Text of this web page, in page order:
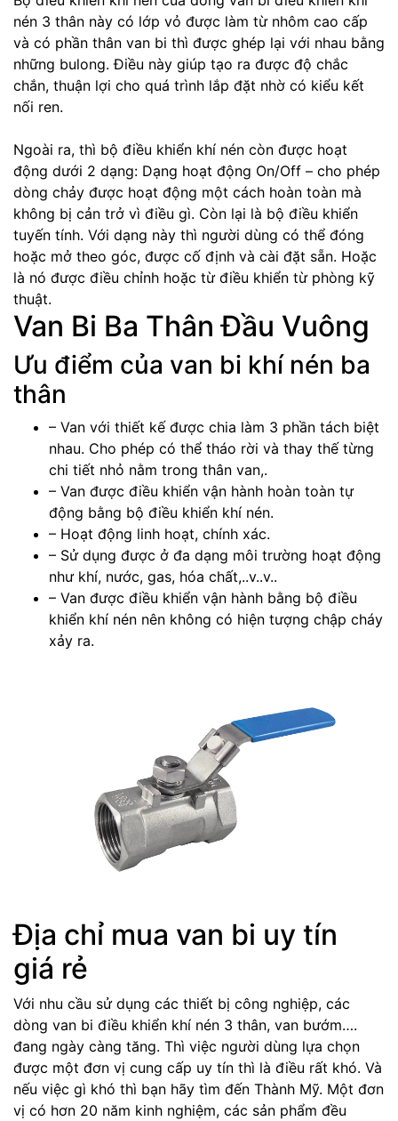
nén 3 thân này có lớp vỏ được làm từ nhôm cao cấp
và có phần thân van bi thì được ghép lại với nhau bằng
những bulong. Điều này giúp tạo ra được độ chắc
chắn, thuận lợi cho quá trình lắp đặt nhờ có kiểu kết
nối ren.
Ngoài ra, thì bộ điều khiển khí nén còn được hoạt
động dưới 2 dạng: Dạng hoạt động On/Off – cho phép
dòng chảy được hoạt động một cách hoàn toàn mà
không bị cản trở vì điều gì. Còn lại là bộ điều khiển
tuyến tính. Với dạng này thì người dùng có thể đóng
hoặc mở theo góc, được cố định và cài đặt sẵn. Hoặc
là nó được điều chỉnh hoặc từ điều khiển từ phòng kỹ
thuật.
Van Bi Ba Thân Đầu Vuông
Ưu điểm của van bi khí nén ba
thân
– Van với thiết kế được chia làm 3 phần tách biệt
nhau. Cho phép có thể tháo rời và thay thế từng
chi tiết nhỏ nằm trong thân van,.
– Van được điều khiển vận hành hoàn toàn tự
động bằng bộ điều khiển khí nén.
– Hoạt động linh hoạt, chính xác.
– Sử dụng được ở đa dạng môi trường hoạt động
như khí, nước, gas, hóa chất,..v..v..
– Van được điều khiển vận hành bằng bộ điều
khiển khí nén nên không có hiện tượng chập cháy
xảy ra.
Địa chỉ mua van bi uy tín
giá rẻ
Với nhu cầu sử dụng các thiết bị công nghiệp, các
dòng van bi điều khiển khí nén 3 thân, van bướm….
đang ngày càng tăng. Thì việc người dùng lựa chọn
được một đơn vị cung cấp uy tín thì là điều rất khó. Và
nếu việc gì khó thì bạn hãy tìm đến Thành Mỹ. Một đơn
vị có hơn 20 năm kinh nghiệm, các sản phẩm đều